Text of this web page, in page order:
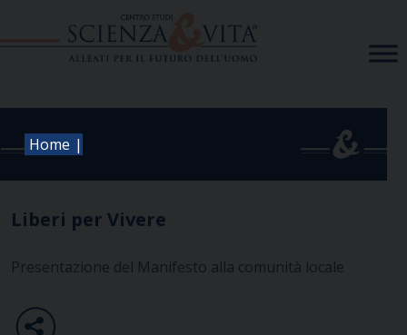
Home |
Liberi per Vivere
Presentazione del Manifesto alla comunità locale